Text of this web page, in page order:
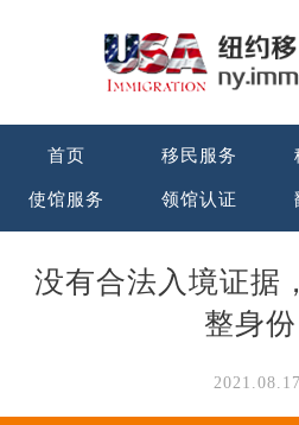
首页 移民服务
使馆服务 领馆认证
没有合法入境证据
整身份